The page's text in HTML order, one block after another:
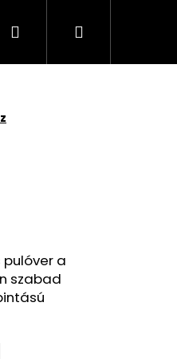
Bejelentkezés
Kosár
pulóver a
szabad